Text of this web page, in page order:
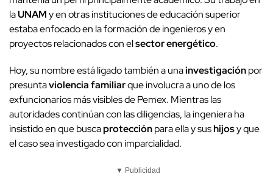
laUNAMy en otras instituciones de educación superior
estaba enfocado en la formación de ingenieros y en
proyectos relacionados con elsector energético.
Hoy, su nombre está ligado también a unainvestigaciónpor
presuntaviolencia familiarque involucra a uno de los
exfuncionarios más visibles de Pemex. Mientras las
autoridades continúan con las diligencias, la ingeniera ha
insistido en que buscaprotecciónpara ella y sushijosy que
el caso sea investigado con imparcialidad.
▼ Publicidad